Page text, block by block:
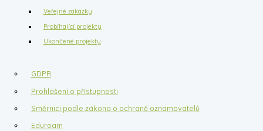
Veřejné zakázky
Probíhající projekty
Ukončené projekty
GDPR
Prohlášení o přístupnosti
Směrnici podle zákona o ochraně oznamovatelů
Eduroam